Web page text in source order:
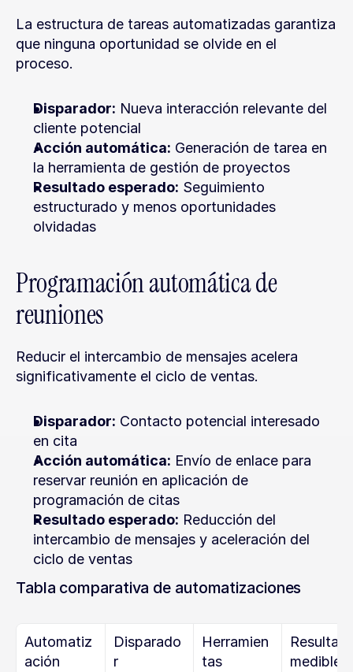
La estructura de tareas automatizadas garantiza
que ninguna oportunidad se olvide en el
proceso.
Disparador: Nueva interacción relevante del
cliente potencial
Acción automática: Generación de tarea en
la herramienta de gestión de proyectos
Resultado esperado: Seguimiento
estructurado y menos oportunidades
olvidadas
Programación automática de
reuniones
Reducir el intercambio de mensajes acelera
significativamente el ciclo de ventas.
Disparador: Contacto potencial interesado
en cita
Acción automática: Envío de enlace para
reservar reunión en aplicación de
programación de citas
Resultado esperado: Reducción del
intercambio de mensajes y aceleración del
ciclo de ventas
Tabla comparativa de automatizaciones
Automatiz
ación
Disparado
r
Herramien
tas
medible